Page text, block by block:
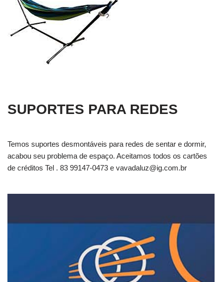
SUPORTES PARA REDES
Temos suportes desmontáveis para redes de sentar e dormir,
acabou seu problema de espaço. Aceitamos todos os cartões
de créditos Tel . 83 99147-0473 e vavadaluz@ig.com.br